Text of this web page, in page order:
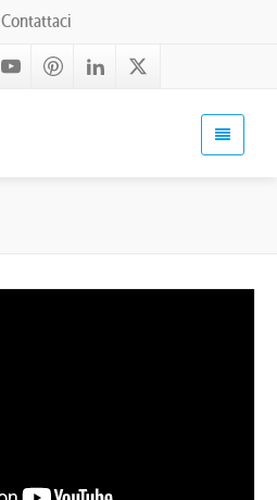
Contattaci